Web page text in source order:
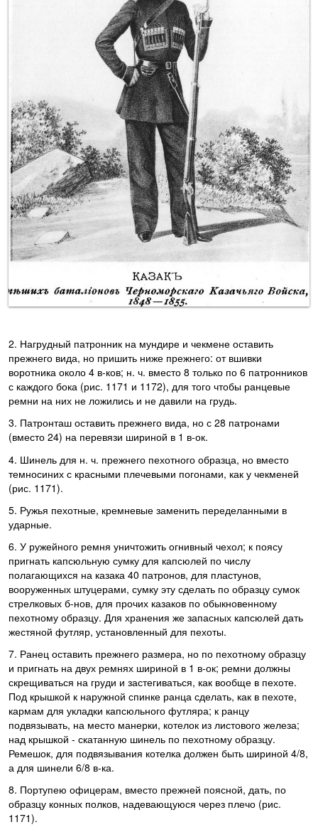
2. Нагрудный патронник на мундире и чекмене оставить
прежнего вида, но пришить ниже прежнего: от вшивки
воротника около 4 в-ков; н. ч. вместо 8 только по 6 патронников
с каждого бока (рис. 1171 и 1172), для того чтобы ранцевые
ремни на них не ложились и не давили на грудь.
3. Патронташ оставить прежнего вида, но с 28 патронами
(вместо 24) на перевязи шириной в 1 в-ок.
4. Шинель для н. ч. прежнего пехотного образца, но вместо
темносиних с красными плечевыми погонами, как у чекменей
(рис. 1171).
5. Ружья пехотные, кремневые заменить переделанными в
ударные.
6. У ружейного ремня уничтожить огнивный чехол; к поясу
пригнать капсюльную сумку для капсюлей по числу
полагающихся на казака 40 патронов, для пластунов,
вооруженных штуцерами, сумку эту сделать по образцу сумок
стрелковых б-нов, для прочих казаков по обыкновенному
пехотному образцу. Для хранения же запасных капсюлей дать
жестяной футляр, установленный для пехоты.
7. Ранец оставить прежнего размера, но по пехотному образцу
и пригнать на двух ремнях шириной в 1 в-ок; ремни должны
скрещиваться на груди и застегиваться, как вообще в пехоте.
Под крышкой к наружной спинке ранца сделать, как в пехоте,
кармам для укладки капсюльного футляра; к ранцу
подвязывать, на место манерки, котелок из листового железа;
над крышкой - скатанную шинель по пехотному образцу.
Ремешок, для подвязывания котелка должен быть шириной 4/8,
а для шинели 6/8 в-ка.
8. Портупею офицерам, вместо прежней поясной, дать, по
образцу конных полков, надевающуюся через плечо (рис.
1171).